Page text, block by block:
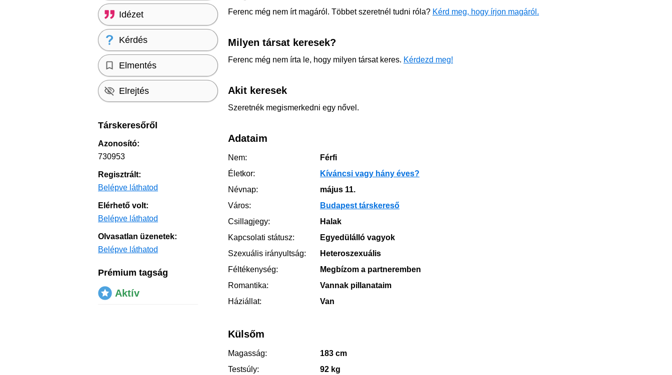
Ferenc még nem írt magáról. Többet szeretnél tudni róla? Kérd meg, hogy írjon magáról.
Milyen társat keresek?
Ferenc még nem írta le, hogy milyen társat keres. Kérdezd meg!
Akit keresek
Szeretnék megismerkedni egy nővel.
Adataim
Nem:
Férfi
Életkor:
Kíváncsi vagy hány éves?
Névnap:
május 11.
Város:
Budapest társkereső
Csillagjegy:
Halak
Kapcsolati státusz:
Egyedülálló vagyok
Szexuális irányultság:
Heteroszexuális
Féltékenység:
Megbízom a partneremben
Romantika:
Vannak pillanataim
Háziállat:
Van
Külsőm
Magasság:
183 cm
Testsúly:
92 kg
Idézet
Kérdés
Elmentés
Elrejtés
Társkeresőről
Azonosító:
730953
Regisztrált:
Belépve láthatod
Elérhető volt:
Belépve láthatod
Olvasatlan üzenetek:
Belépve láthatod
Prémium tagság
Aktív